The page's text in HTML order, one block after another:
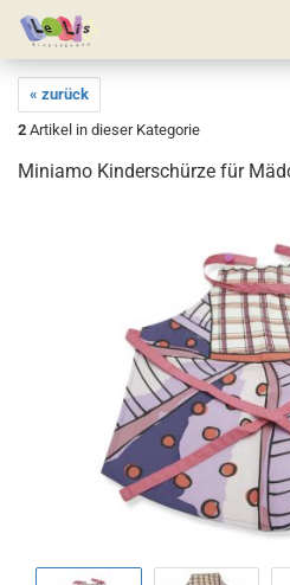
« zurück
2 Artikel in dieser Kategorie
Miniamo Kinderschürze für